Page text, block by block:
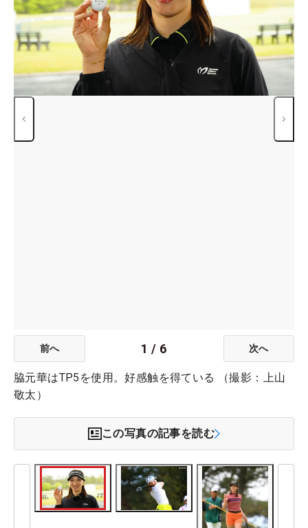
前へ 1 / 6 次へ
脇元華はTP5を使用。好感触を得ている （撮影：上山
敬太）
この写真の記事を読む